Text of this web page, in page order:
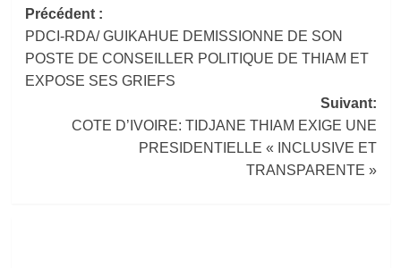
Navigation
d’article
Précédent :
PDCI-RDA/ GUIKAHUE DEMISSIONNE DE SON
POSTE DE CONSEILLER POLITIQUE DE THIAM ET
EXPOSE SES GRIEFS
Suivant:
COTE D’IVOIRE: TIDJANE THIAM EXIGE UNE
PRESIDENTIELLE « INCLUSIVE ET
TRANSPARENTE »